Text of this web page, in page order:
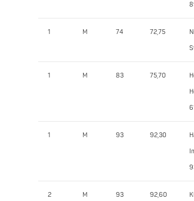
1 M 74 72,75
1 M 83 75,70
1 M 93 92,30
2 M 93 92,60